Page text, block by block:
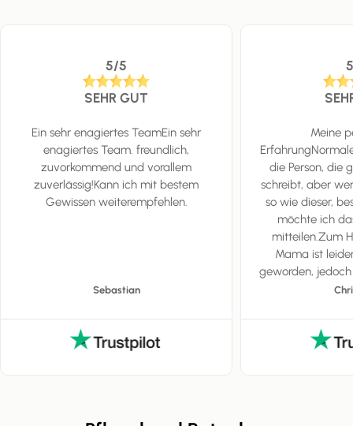
5/5
SEHR GUT
Ein sehr enagiertes TeamEin sehr
enagiertes Team. freundlich,
zuvorkommend und vorallem
zuverlässig!Kann ich mit bestem
Gewissen weiterempfehlen.
Sebastian
Meine
die Person, die
schreibt, aber
so wie dieser,
möchte ich
mitteilen.Zum
Mama ist
geworden,
Heim schicken,
besuchen hätte
ihrer